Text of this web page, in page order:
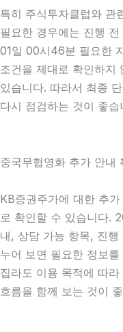
특히 주식투자클럽와 관
필요한 경우에는 진행
01일 00시46분 필요한
조건을 제대로 확인하지
있습니다. 따라서 최종
다시 점검하는 것이 좋습
중국무협영화 추가 안
KB증권주가에 대한 추가
로 확인할 수 있습니다.
내, 상담 가능 항목, 진
누어 보면 필요한 정보
집라도 이용 목적에 따
흐름을 함께 보는 것이